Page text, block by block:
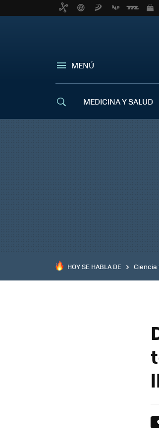
MENÚ
MEDICINA Y SALUD
HOY SE HABLA DE Ciencia